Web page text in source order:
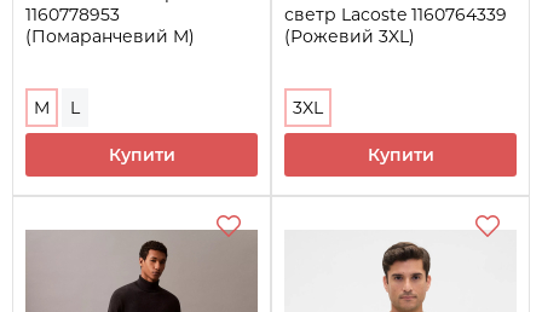
1160778953
(Помаранчевий M)
M L
Купити
светр Lacoste 1160764339
(Рожевий 3XL)
3XL
Купити